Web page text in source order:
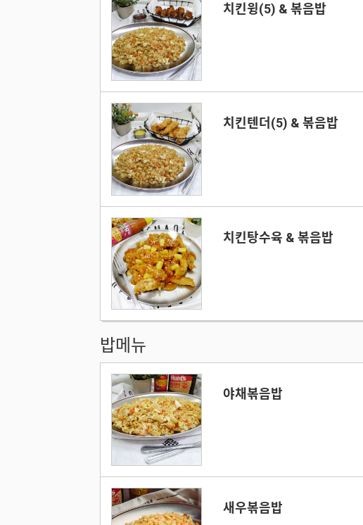
치킨윙(5) & 볶음밥
치킨텐더(5) & 볶음밥
치킨탕수육 & 볶음밥
밥메뉴
야채볶음밥
새우볶음밥